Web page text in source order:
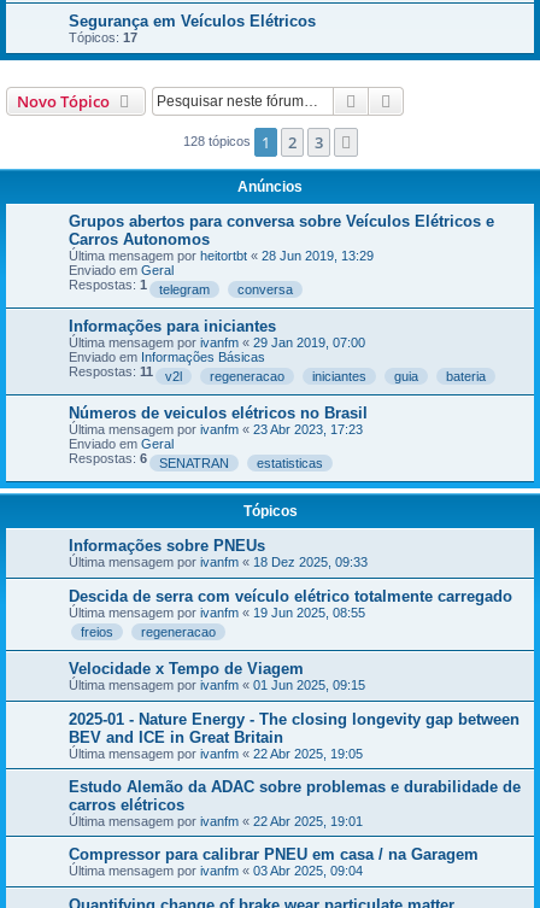
Segurança em Veículos Elétricos
Tópicos: 17
Novo Tópico Pesquisar
128 tópicos 1 2 3
Anúncios
Grupos abertos para conversa sobre Veículos Elétricos e
Carros Autonomos
Última mensagem por heitortbt « 28 Jun 2019, 13:29
Enviado em Geral
Respostas: 1 telegram conversa
Informações para iniciantes
Última mensagem por ivanfm « 29 Jan 2019, 07:00
Enviado em Informações Básicas
Respostas: 11 v2l regeneracao iniciantes guia bateria
Números de veiculos elétricos no Brasil
Última mensagem por ivanfm « 23 Abr 2023, 17:23
Enviado em Geral
Respostas: 6 SENATRAN estatisticas
Tópicos
Informações sobre PNEUs
Última mensagem por ivanfm « 18 Dez 2025, 09:33
Descida de serra com veículo elétrico totalmente carregado
Última mensagem por ivanfm « 19 Jun 2025, 08:55
freios
regeneracao
Velocidade x Tempo de Viagem
Última mensagem por ivanfm « 01 Jun 2025, 09:15
2025-01 - Nature Energy - The closing longevity gap between
BEV and ICE in Great Britain
Última mensagem por ivanfm « 22 Abr 2025, 19:05
Estudo Alemão da ADAC sobre problemas e durabilidade de
carros elétricos
Última mensagem por ivanfm « 22 Abr 2025, 19:01
Compressor para calibrar PNEU em casa / na Garagem
Última mensagem por ivanfm « 03 Abr 2025, 09:04